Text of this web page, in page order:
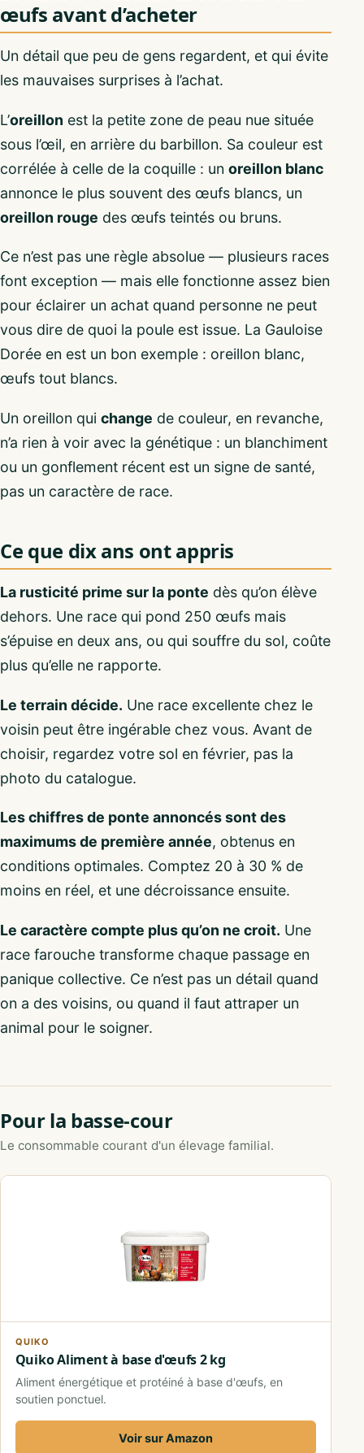
œufs avant d’acheter
Un détail que peu de gens regardent, et qui évite
les mauvaises surprises à l’achat.
L’oreillon est la petite zone de peau nue située
sous l’œil, en arrière du barbillon. Sa couleur est
corrélée à celle de la coquille : un oreillon blanc
annonce le plus souvent des œufs blancs, un
oreillon rouge des œufs teintés ou bruns.
Ce n’est pas une règle absolue — plusieurs races
font exception — mais elle fonctionne assez bien
pour éclairer un achat quand personne ne peut
vous dire de quoi la poule est issue. La Gauloise
Dorée en est un bon exemple : oreillon blanc,
œufs tout blancs.
Un oreillon qui change de couleur, en revanche,
n’a rien à voir avec la génétique : un blanchiment
ou un gonflement récent est un signe de santé,
pas un caractère de race.
Ce que dix ans ont appris
La rusticité prime sur la ponte dès qu’on élève
dehors. Une race qui pond 250 œufs mais
s’épuise en deux ans, ou qui souffre du sol, coûte
plus qu’elle ne rapporte.
Le terrain décide. Une race excellente chez le
voisin peut être ingérable chez vous. Avant de
choisir, regardez votre sol en février, pas la
photo du catalogue.
Les chiffres de ponte annoncés sont des
maximums de première année, obtenus en
conditions optimales. Comptez 20 à 30 % de
moins en réel, et une décroissance ensuite.
Le caractère compte plus qu’on ne croit. Une
race farouche transforme chaque passage en
panique collective. Ce n’est pas un détail quand
on a des voisins, ou quand il faut attraper un
animal pour le soigner.
Pour la basse-cour
Le consommable courant d'un élevage familial.
QUIKO
Quiko Aliment à base d'œufs 2 kg
Aliment énergétique et protéiné à base d'œufs, en
soutien ponctuel.
Voir sur Amazon